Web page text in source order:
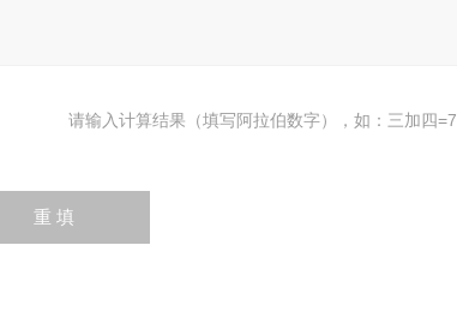
请输入计算结果（填写阿拉伯数字），如：三加四=7